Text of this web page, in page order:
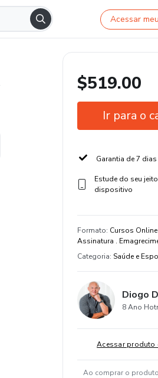
Acessar
$519.00
Ir para o
Garantia de 7 dias
Estude do seu
dispositivo
Formato: Cursos
Assinatura .
Categoria: Saúde e
Diogo
8 Ano
Acessar produto
Ao comprar o